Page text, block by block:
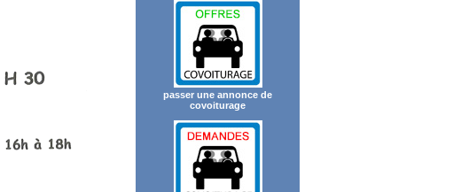
passer une annonce de
covoiturage